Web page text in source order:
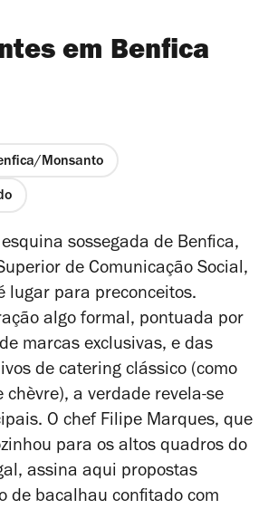
em Benfica
Monsanto
sossegada de Benfica,
de Comunicação Social,
lugar para preconceitos.
algo formal, pontuada por
marcas exclusivas, e das
de catering clássico (como
chèvre), a verdade revela-se
O chef Filipe Marques, que
para os altos quadros do
assina aqui propostas
de bacalhau confitado com